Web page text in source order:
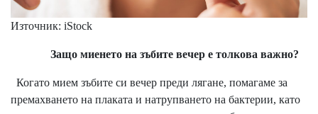
Източник: iStock
Защо миенето на зъбите вечер е толкова важно?
Когато мием зъбите си вечер преди лягане, помагаме за
премахването на плаката и натрупването на бактерии, като